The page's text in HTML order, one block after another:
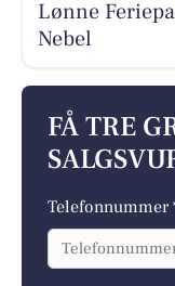
Lønne
Nebel
FÅ TRE
Telefonnummer